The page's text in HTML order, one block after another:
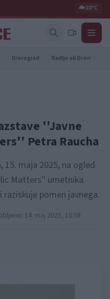
🌥️30°C
Dravograd Radlje ob Dravi
''Javne
Petra Raucha
15. maja 2025, na ogled
Matters'' umetnika
pomen javnega.
14. maj 2025, 15:08